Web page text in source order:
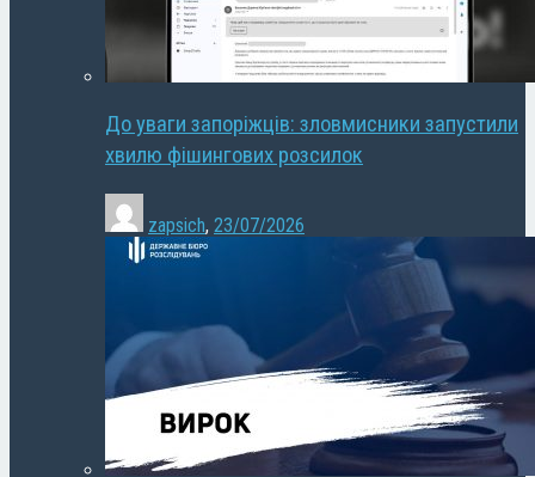
До уваги запоріжців: зловмисники запустили
хвилю фішингових розсилок
zapsich, 23/07/2026